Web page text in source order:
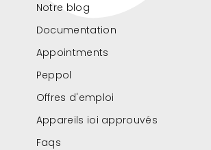
Notre blog
Documentation
Appointments
Peppol
Offres d'emploi
Appareils ioi approuvés
Faqs